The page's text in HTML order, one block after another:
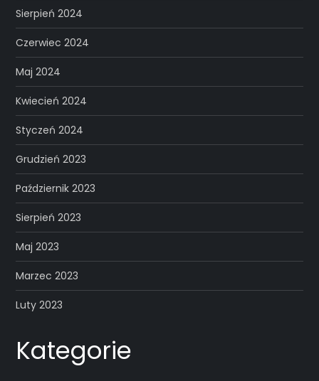
Sierpień 2024
Czerwiec 2024
Maj 2024
Kwiecień 2024
Styczeń 2024
Grudzień 2023
Październik 2023
Sierpień 2023
Maj 2023
Marzec 2023
Luty 2023
Kategorie